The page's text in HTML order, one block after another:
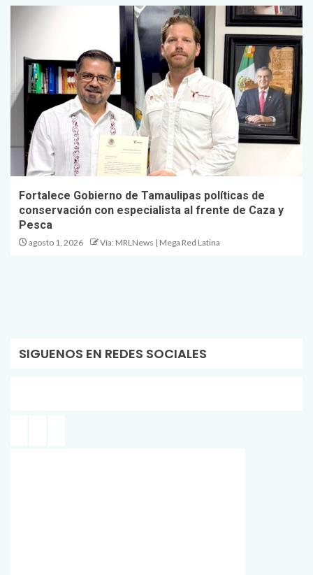
Fortalece Gobierno de Tamaulipas políticas de
conservación con especialista al frente de Caza y
Pesca
agosto 1, 2026 Vía: MRLNews | Mega Red Latina
SIGUENOS EN REDES SOCIALES